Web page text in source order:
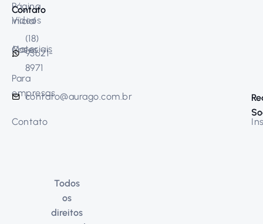
Página
inicial
Cases
Para
empresas
Contato
Vídeos
Materiais
Contato
(18)
93621-
8971
contato@aurago.com.br
Todos
os
direitos